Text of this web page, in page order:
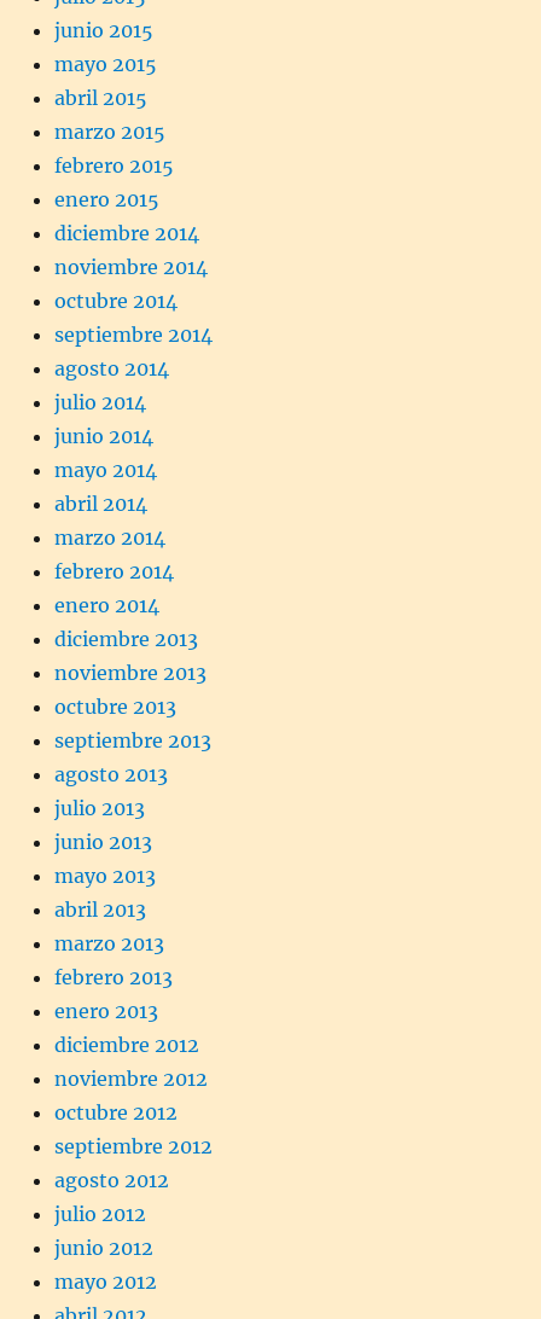
junio 2015
mayo 2015
abril 2015
marzo 2015
febrero 2015
enero 2015
diciembre 2014
noviembre 2014
octubre 2014
septiembre 2014
agosto 2014
julio 2014
junio 2014
mayo 2014
abril 2014
marzo 2014
febrero 2014
enero 2014
diciembre 2013
noviembre 2013
octubre 2013
septiembre 2013
agosto 2013
julio 2013
junio 2013
mayo 2013
abril 2013
marzo 2013
febrero 2013
enero 2013
diciembre 2012
noviembre 2012
octubre 2012
septiembre 2012
agosto 2012
julio 2012
junio 2012
mayo 2012